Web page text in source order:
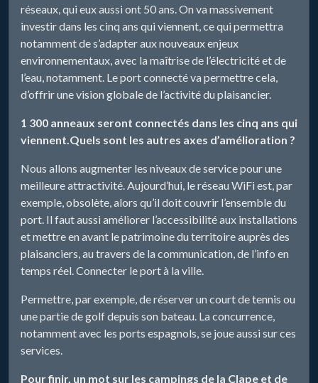
réseaux, qui eux aussi ont 50 ans. On va massivement
investir dans les cinq ans qui viennent, ce qui permettra
notamment de s’adapter aux nouveaux enjeux
environnementaux, avec la maîtrise de l’électricité et de
l’eau, notamment. Le port connecté va permettre cela,
d’offrir une vision globale de l’activité du plaisancier.
1 300 anneaux seront connectés dans les cinq ans qui
viennent.Quels sont les autres axes d’amélioration ?
Nous allons augmenter les niveaux de service pour une
meilleure attractivité. Aujourd’hui, le réseau WiFi est, par
exemple, obsolète, alors qu’il doit couvrir l’ensemble du
port. Il faut aussi améliorer l’accessibilité aux installations
et mettre en avant le patrimoine du territoire auprès des
plaisanciers, au travers de la communication, de l’info en
temps réel. Connecter le port à la ville.
Permettre, par exemple, de réserver un court de tennis ou
une partie de golf depuis son bateau. La concurrence,
notamment avec les ports espagnols, se joue aussi sur ces
services.
Pour finir, un mot sur les campings de la Clape et de